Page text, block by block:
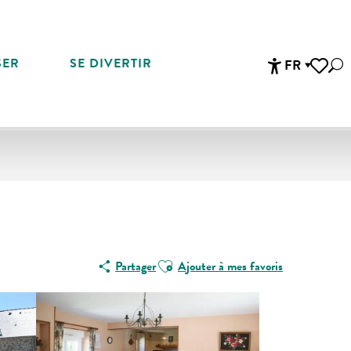
FR
SE DIVERTIR
PartagerAjouter aux favoris
Ajouter à mes favoris